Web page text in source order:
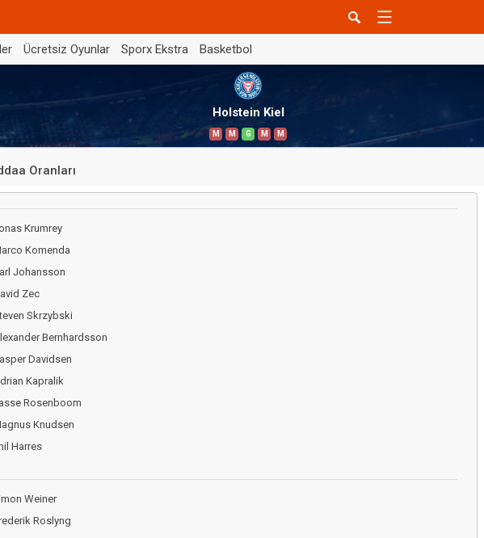
Ücretsiz Oyunlar Sporx Ekstra Basketbol
Holstein Kiel
M M G M M
Oranları
Krumrey
Komenda
Johansson
Zec
Skrzybski
Bernhardsson
Davidsen
Kapralik
Rosenboom
Knudsen
Harres
Weiner
Roslyng